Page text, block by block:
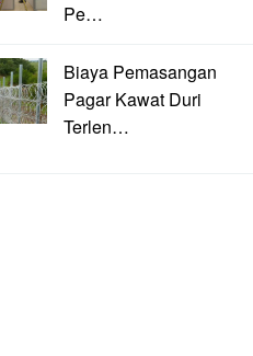
Pe…
Biaya Pemasangan
Pagar Kawat Duri
Terlen…